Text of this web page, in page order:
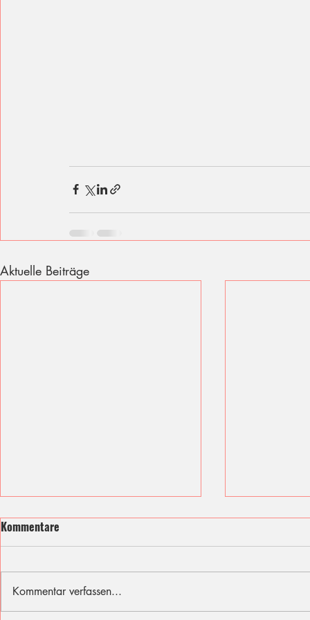
Aktuelle Beiträge
Kommentare
Kommentar verfassen...